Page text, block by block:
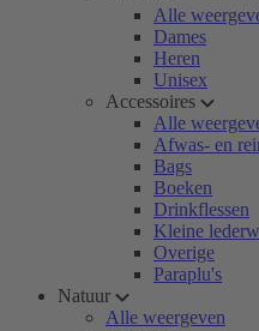
Alle
Dames
Heren
Unisex
Accessoires
Alle
Afwas- en
Bags
Boeken
Drinkflessen
Kleine
Overige
Paraplu's
Natuur
Alle weergeven